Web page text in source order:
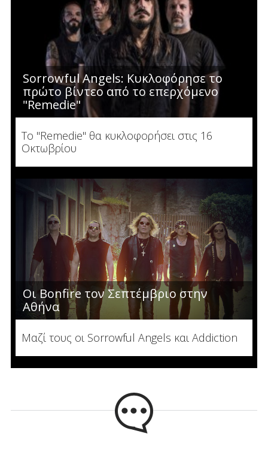
Sorrowful Angels: Κυκλοφόρησε το
πρώτο βίντεο από το επερχόμενο
"Remedie"
Το "Remedie" θα κυκλοφορήσει στις 16
Οκτωβρίου
Οι Bonfire τον Σεπτέμβριο στην
Αθήνα
Μαζί τους οι Sorrowful Angels και Addiction